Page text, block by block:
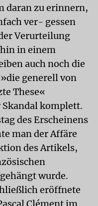
daran zu erinnern,
ver- gessen
Verurteilung
in einem
auch noch die
generell von
These«
komplett.
des Erscheinens
man der Affäre
des Artikels,
wurde.
eröffnete